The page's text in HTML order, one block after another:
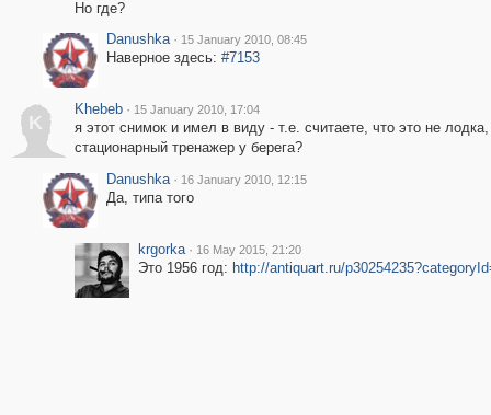
Но где?
Danushka · 15 January 2010, 08:45
Наверное здесь: #7153
K
Khebeb · 15 January 2010, 17:04
я этот снимок и имел в виду - т.е. считаете, что это не лодка,
стационарный тренажер у берега?
Danushka · 16 January 2010, 12:15
Да, типа того
krgorka · 16 May 2015, 21:20
Это 1956 год: http://antiquart.ru/